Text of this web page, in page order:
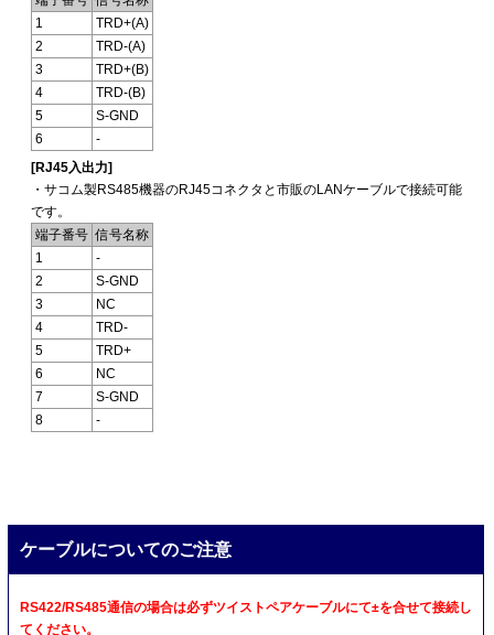
1
TRD+(A)
2
TRD-(A)
3
TRD+(B)
4
TRD-(B)
5
S-GND
6
-
[RJ45入出力]
・サコム製RS485機器のRJ45コネクタと市販のLANケーブルで接続可能
です。
端子番号 信号名称
1
-
2
S-GND
3
NC
4
TRD-
5
TRD+
6
NC
7
S-GND
8
-
ケーブルについてのご注意
RS422/RS485通信の場合は必ずツイストペアケーブルにて±を合せて接続し
てください。